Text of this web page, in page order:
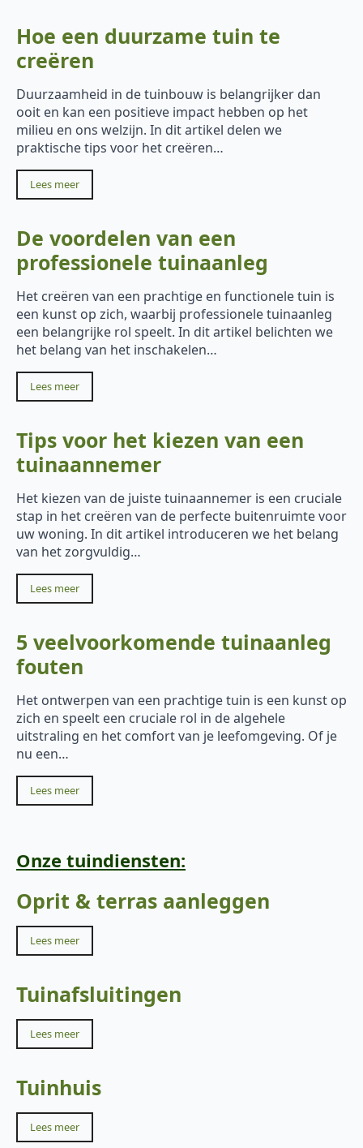
Hoe een duurzame tuin te
creëren
Duurzaamheid in de tuinbouw is belangrijker dan
ooit en kan een positieve impact hebben op het
milieu en ons welzijn. In dit artikel delen we
praktische tips voor het creëren…
Lees meer
De voordelen van een
professionele tuinaanleg
Het creëren van een prachtige en functionele tuin is
een kunst op zich, waarbij professionele tuinaanleg
een belangrijke rol speelt. In dit artikel belichten we
het belang van het inschakelen…
Lees meer
Tips voor het kiezen van een
tuinaannemer
Het kiezen van de juiste tuinaannemer is een cruciale
stap in het creëren van de perfecte buitenruimte voor
uw woning. In dit artikel introduceren we het belang
van het zorgvuldig…
Lees meer
5 veelvoorkomende tuinaanleg
fouten
Het ontwerpen van een prachtige tuin is een kunst op
zich en speelt een cruciale rol in de algehele
uitstraling en het comfort van je leefomgeving. Of je
nu een…
Lees meer
Onze tuindiensten:
Oprit & terras aanleggen
Lees meer
Tuinafsluitingen
Lees meer
Tuinhuis
Lees meer